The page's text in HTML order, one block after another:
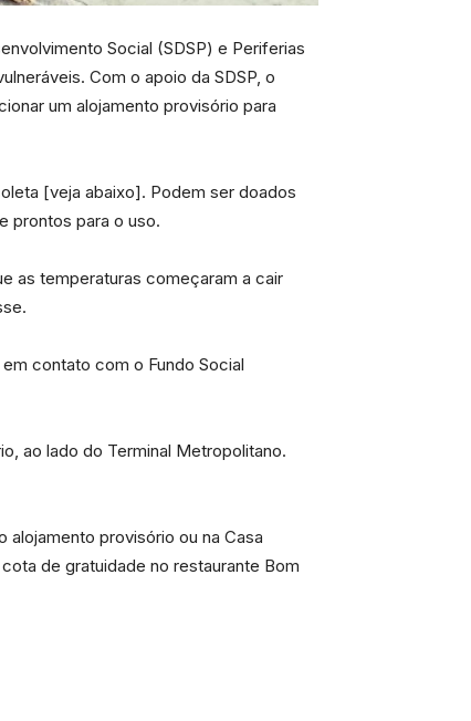
Social (SDSP) e Periferias
Com o apoio da SDSP, o
um alojamento provisório para
[veja abaixo]. Podem ser doados
prontos para o uso.
as temperaturas começaram a cair
contato com o Fundo Social
ao lado do Terminal Metropolitano.
provisório ou na Casa
de gratuidade no restaurante Bom